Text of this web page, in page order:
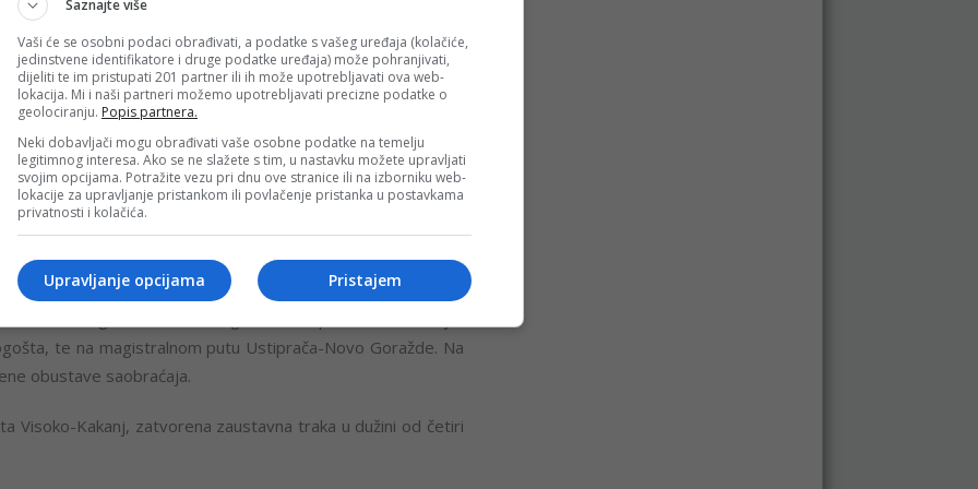
magistralnom Dragotinja-Prijedor i Orlovača-Trnopolje
ovih puteva i Omladinskog puta u Prijedoru.
Brod na Drini /Foča/-Hum /Šćepan Polje/, izmijenjen je
Kozarac-Lamovita, Crkvina-Modriča i Rudanka-Doboj
zbog uključivanja i isključivanja mehanizacije koja je
Derventa na magistralnom putu dionica Lapišnica-
u Rogoušićima na magistralnom putu Podromanija-
te na magistralnom putu Ustiprača-Novo Goražde. Na
obustave saobraćaja.
Visoko-Kakanj, zatvorena zaustavna traka u dužini od četiri
Saznajte više
Vaši će se osobni podaci obrađivati, a podatke s vašeg uređaja (kolačiće,
jedinstvene identifikatore i druge podatke uređaja) može pohranjivati,
dijeliti te im pristupati 201 partner ili ih može upotrebljavati ova web-
lokacija. Mi i naši partneri možemo upotrebljavati precizne podatke o
geolociranju. Popis partnera.
Neki dobavljači mogu obrađivati vaše osobne podatke na temelju
legitimnog interesa. Ako se ne slažete s tim, u nastavku možete upravljati
svojim opcijama. Potražite vezu pri dnu ove stranice ili na izborniku web-
lokacije za upravljanje pristankom ili povlačenje pristanka u postavkama
privatnosti i kolačića.
Pristajem
Upravljanje opcijama